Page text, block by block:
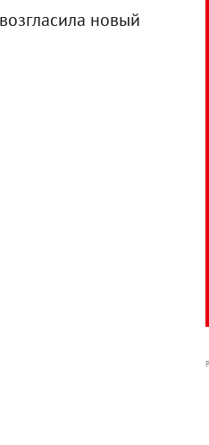
новый